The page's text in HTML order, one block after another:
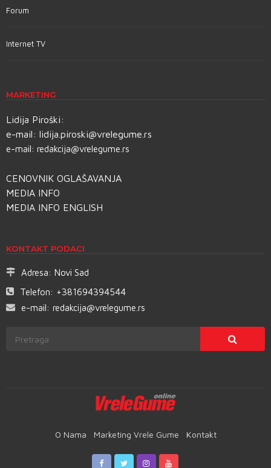
Forum
Internet TV
MARKETING
Lidija Piroški:
e-mail: lidija.piroski@vrelegume.rs
e-mail: redakcija@vrelegume.rs
CENOVNIK OGLAŠAVANJA
MEDIA INFO
MEDIA INFO ENGLISH
KONTAKT PODACI
Adresa: Novi Sad
Telefon: +381694394544
e-mail: redakcija@vrelegume.rs
O Nama Marketing Vrele Gume Kontakt